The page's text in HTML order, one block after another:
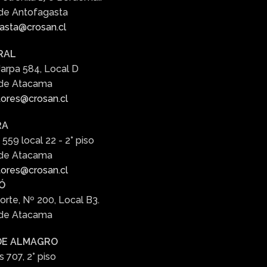
Antofagasta
584, Local D
Atacama
local 22 - 2° piso
Atacama
Nº 200, Local B3.
Atacama
ALMAGRO
707, 2° piso